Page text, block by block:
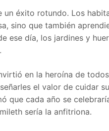
un éxito rotundo. Los
sino que también
ese día, los jardines y
en la heroína de
el valor de cuidar
que cada año se
sería la anfitriona.